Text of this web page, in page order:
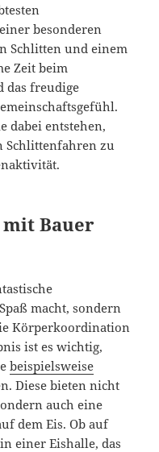
besonderen
Schlitten und einem
Zeit beim
das freudige
dabei entstehen,
Schlittenfahren zu
Bauer
macht, sondern
Körperkoordination
ist es wichtig,
beispielsweise
Diese bieten nicht
auch eine
dem Eis. Ob auf
einer Eishalle, das